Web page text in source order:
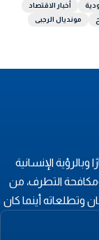
أخبار الاقتصاد
مونديال الرجبى
الإنسانية
التطرف، من
أينما كان